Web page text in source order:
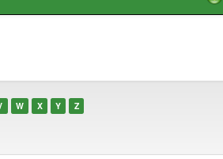
W X Y Z